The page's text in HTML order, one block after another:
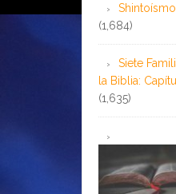
Shintoísmo
(1,684)
Siete
la Biblia:
(1,635)